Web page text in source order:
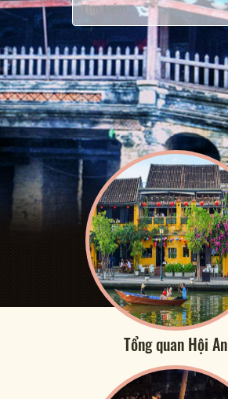
Tổng quan Hội An